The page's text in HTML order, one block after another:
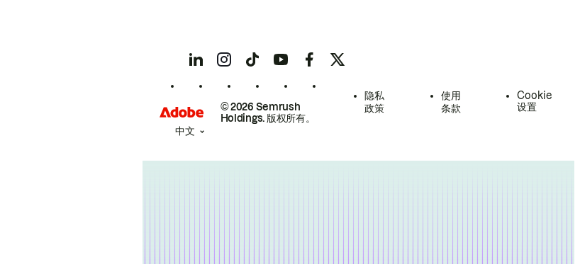
© 2026 Semrush
Holdings. 版权所有。
隐私
政策
使用
条款
Cookie
设置
中文